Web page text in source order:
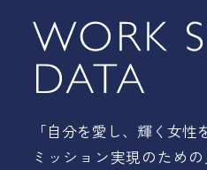
「自分を愛し、輝く女性
ミッション実現のため